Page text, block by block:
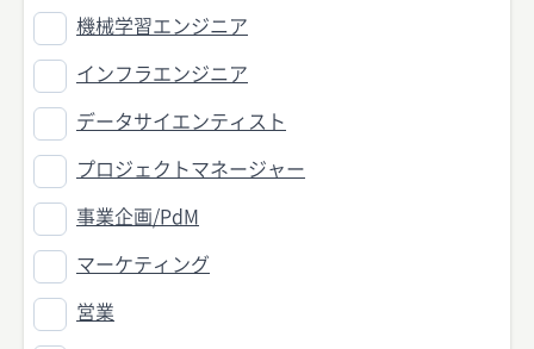
機械学習エンジニア
インフラエンジニア
データサイエンティスト
プロジェクトマネージャー
事業企画/PdM
マーケティング
営業